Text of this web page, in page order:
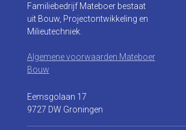
Familiebedrijf Mateboer bestaat
uit Bouw, Projectontwikkeling en
Milieutechniek.
Algemene voorwaarden Mateboer
Bouw
Eemsgolaan 17
9727 DW Groningen